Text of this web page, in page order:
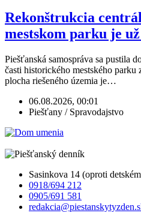
Rekonštrukcia
mestskom parku je
Piešťanská samospráva sa pustila
časti historického mestského parku
plocha riešeného územia je…
06.08.2026, 00:01
Piešťany / Spravodajstvo
Sasinkova 14 (oproti
0918/694 212
0905/691 581